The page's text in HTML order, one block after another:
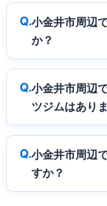
小金井市周辺
か？
小金井市周辺
ツジムはあり
小金井市周辺
すか？